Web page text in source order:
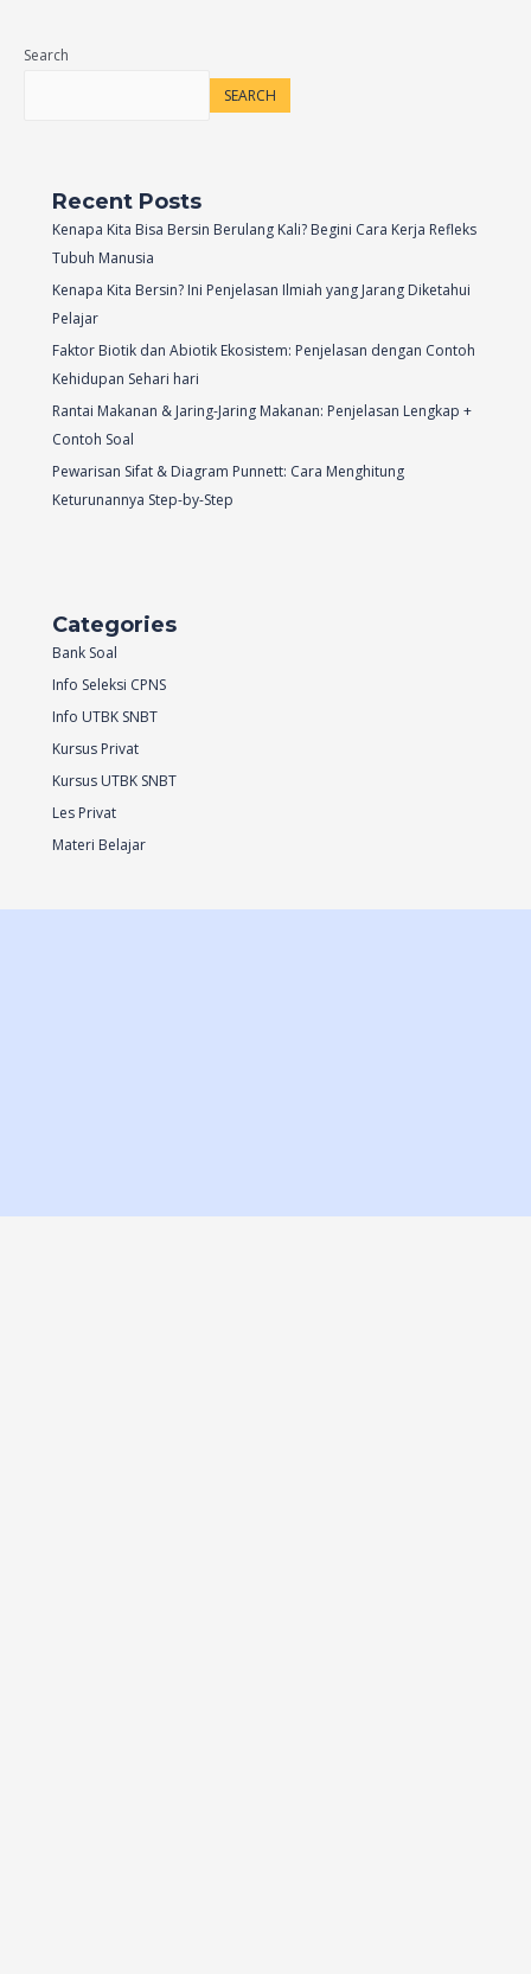
Search
SEARCH
Recent Posts
Kenapa Kita Bisa Bersin Berulang Kali? Begini Cara Kerja Refleks
Tubuh Manusia
Kenapa Kita Bersin? Ini Penjelasan Ilmiah yang Jarang Diketahui
Pelajar
Faktor Biotik dan Abiotik Ekosistem: Penjelasan dengan Contoh
Kehidupan Sehari hari
Rantai Makanan & Jaring-Jaring Makanan: Penjelasan Lengkap +
Contoh Soal
Pewarisan Sifat & Diagram Punnett: Cara Menghitung
Keturunannya Step-by-Step
Categories
Bank Soal
Info Seleksi CPNS
Info UTBK SNBT
Kursus Privat
Kursus UTBK SNBT
Les Privat
Materi Belajar